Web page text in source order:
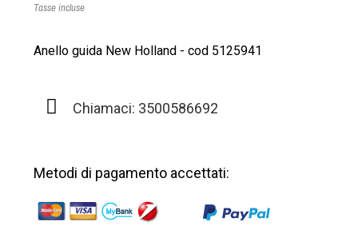
Tasse incluse
Anello guida New Holland - cod 5125941
Chiamaci: 3500586692
Metodi di pagamento accettati: